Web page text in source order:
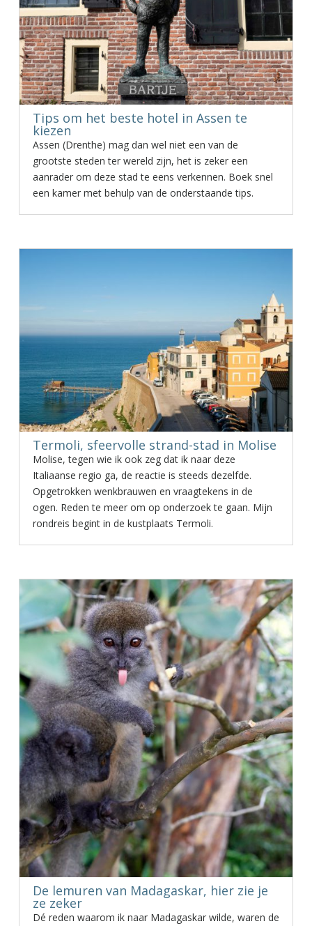
Tips om het beste hotel in Assen te
kiezen
Assen (Drenthe) mag dan wel niet een van de
grootste steden ter wereld zijn, het is zeker een
aanrader om deze stad te eens verkennen. Boek snel
een kamer met behulp van de onderstaande tips.
Termoli, sfeervolle strand-stad in Molise
Molise, tegen wie ik ook zeg dat ik naar deze
Italiaanse regio ga, de reactie is steeds dezelfde.
Opgetrokken wenkbrauwen en vraagtekens in de
ogen. Reden te meer om op onderzoek te gaan. Mijn
rondreis begint in de kustplaats Termoli.
De lemuren van Madagaskar, hier zie je
ze zeker
Dé reden waarom ik naar Madagaskar wilde, waren de